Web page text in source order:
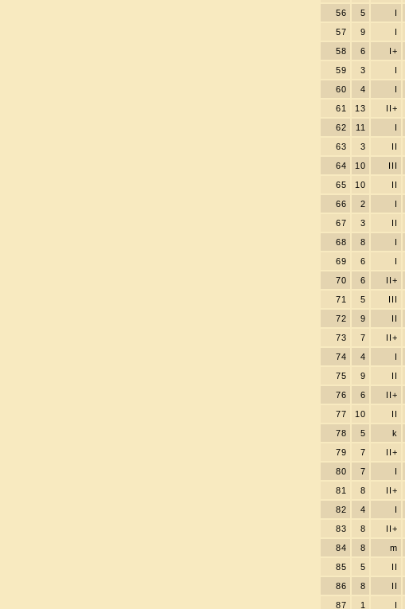
56
5 I
57
9 I
58
6 I+
59
3 I
60
4 I
61
13 II+
62
11 I
63
3 II
64
10 III
65
10 II
66
2 I
67
3 II
68
8 I
69
6 I
70
6 II+
71
5 III
72
9 II
73
7 II+
74
4 I
75
9 II
76
6 II+
77
10 II
78
5 k
79
7 II+
80
7 I
81
8 II+
82
4 I
83
8 II+
84
8 m
85
5 II
86
8 II
87
1 I